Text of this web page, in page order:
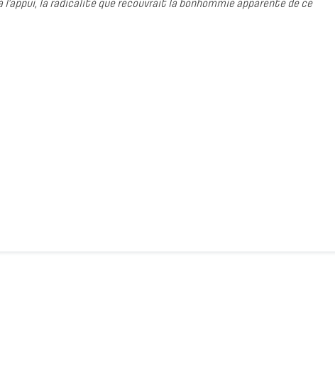
la radicalité que recouvrait la bonhommie apparente de ce